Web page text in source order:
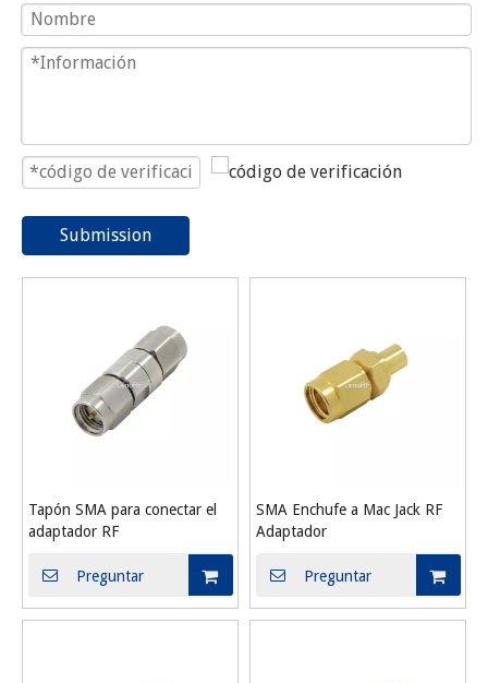
Submission
Tapón SMA para conectar el
adaptador RF
Preguntar
SMA Enchufe a Mac Jack RF
Adaptador
Preguntar